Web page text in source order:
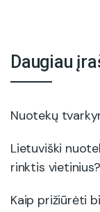
Daugiau
Nuotekų
Lietuviški
rinktis vietinius?
Kaip prižiūrėti